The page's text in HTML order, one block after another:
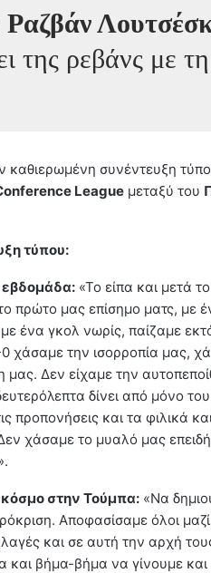
Ραζβάν
της ρεβάνς με τη
καθιερωμένη συνέντευξη
League μεταξύ του
τύπου:
εβδομάδα: «Το είπα και μετά
πρώτο μας επίσημο ματς, με
ένα γκολ νωρίς, παίζαμε
χάσαμε την ισορροπία μας,
μας. Δεν είχαμε την
δίνει από μόνο
προπονήσεις και τα φιλικά
χάσαμε το μυαλό μας
κόσμο στην Τούμπα: «Να
Αποφασίσαμε όλοι
και σε αυτή την αρχή
βήμα-βήμα να γίνουμε και